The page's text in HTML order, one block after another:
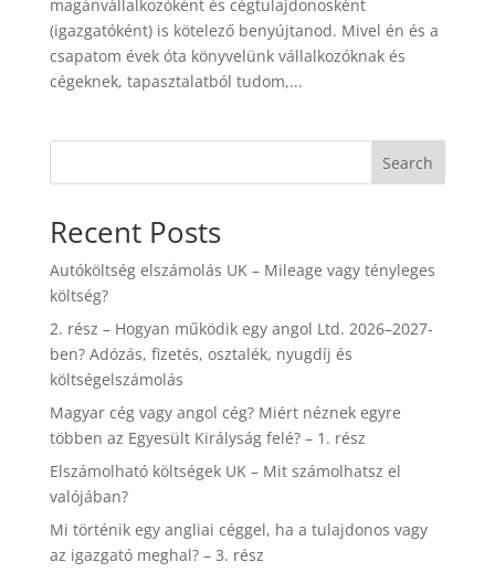
magánvállalkozóként és cégtulajdonosként
(igazgatóként) is kötelező benyújtanod. Mivel én és a
csapatom évek óta könyvelünk vállalkozóknak és
cégeknek, tapasztalatból tudom,...
Search
Recent Posts
Autóköltség elszámolás UK – Mileage vagy tényleges
költség?
2. rész – Hogyan működik egy angol Ltd. 2026–2027-
ben? Adózás, fizetés, osztalék, nyugdíj és
költségelszámolás
Magyar cég vagy angol cég? Miért néznek egyre
többen az Egyesült Királyság felé? – 1. rész
Elszámolható költségek UK – Mit számolhatsz el
valójában?
Mi történik egy angliai céggel, ha a tulajdonos vagy
az igazgató meghal? – 3. rész